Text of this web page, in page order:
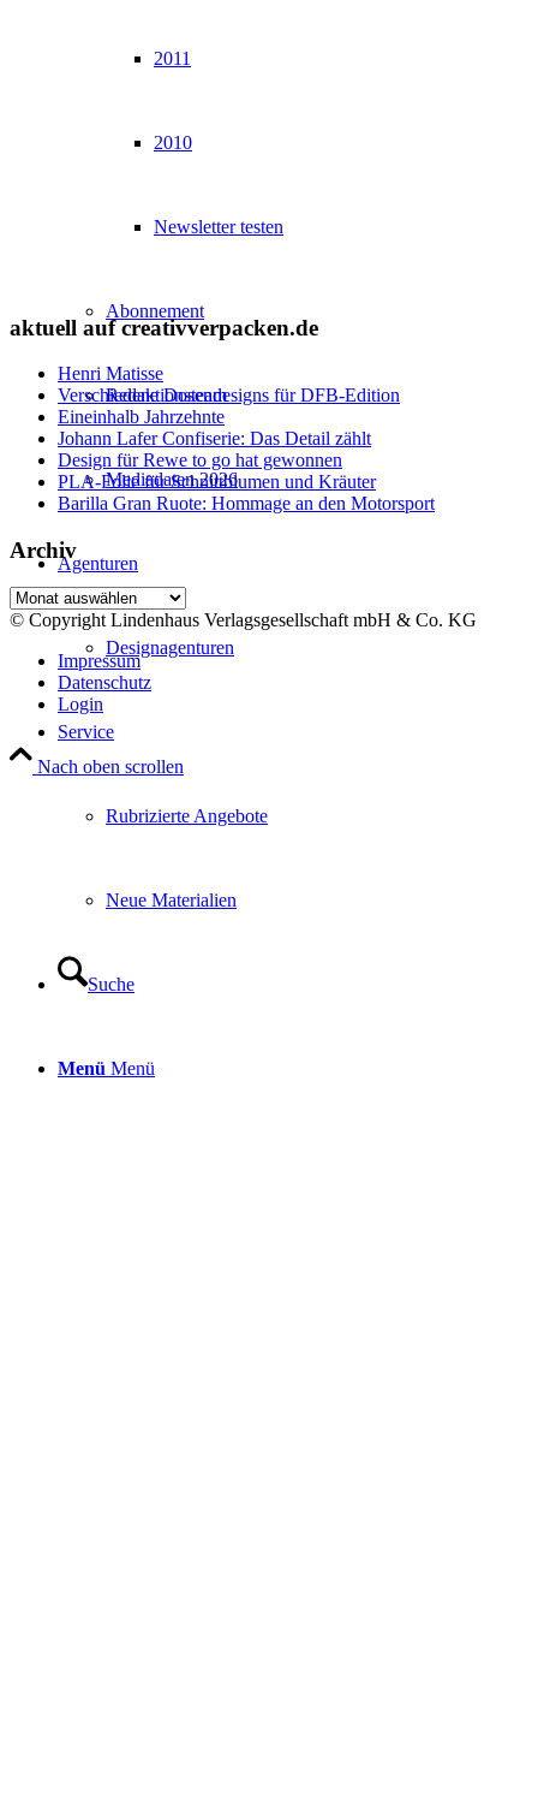
2011
2010
Newsletter testen
Abonnement
Redaktionsteam
Mediadaten 2026
Agenturen
Designagenturen
Service
Rubrizierte Angebote
Neue Materialien
Suche
Menü Menü
aktuell auf creativverpacken.de
Henri Matisse
Verschiedene Dosendesigns für DFB-Edition
Eineinhalb Jahrzehnte
Johann Lafer Confiserie: Das Detail zählt
Design für Rewe to go hat gewonnen
PLA-Folie für Schnittblumen und Kräuter
Barilla Gran Ruote: Hommage an den Motorsport
Archiv
Archiv
© Copyright Lindenhaus Verlagsgesellschaft mbH & Co. KG
Impressum
Datenschutz
Login
Nach oben scrollen